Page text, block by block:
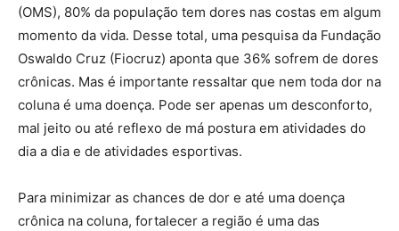
(OMS), 80% da população tem dores nas costas em algum
momento da vida. Desse total, uma pesquisa da Fundação
Oswaldo Cruz (Fiocruz) aponta que 36% sofrem de dores
crônicas. Mas é importante ressaltar que nem toda dor na
coluna é uma doença. Pode ser apenas um desconforto,
mal jeito ou até reflexo de má postura em atividades do
dia a dia e de atividades esportivas.
Para minimizar as chances de dor e até uma doença
crônica na coluna, fortalecer a região é uma das